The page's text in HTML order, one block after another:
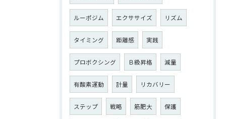
ルーポジム エクササイズ リズム
タイミング 距離感 実践
プロボクシング Ｂ級昇格 減量
有酸素運動 計量 リカバリー
ステップ 戦略 筋肥大 保護